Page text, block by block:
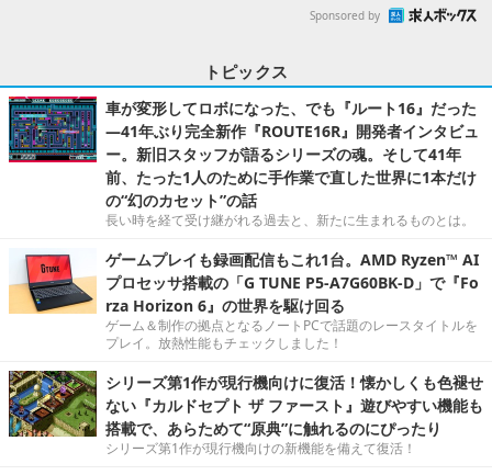
Sponsored by
トピックス
車が変形してロボになった、でも『ルート16』だった
―41年ぶり完全新作『ROUTE16R』開発者インタビュ
ー。新旧スタッフが語るシリーズの魂。そして41年
前、たった1人のために手作業で直した世界に1本だけ
の“幻のカセット”の話
長い時を経て受け継がれる過去と、新たに生まれるものとは。
ゲームプレイも録画配信もこれ1台。AMD Ryzen™ AI
プロセッサ搭載の「G TUNE P5-A7G60BK-D」で『Fo
rza Horizon 6』の世界を駆け回る
ゲーム＆制作の拠点となるノートPCで話題のレースタイトルを
プレイ。放熱性能もチェックしました！
シリーズ第1作が現行機向けに復活！懐かしくも色褪せ
ない『カルドセプト ザ ファースト』遊びやすい機能も
搭載で、あらためて“原典”に触れるのにぴったり
シリーズ第1作が現行機向けの新機能を備えて復活！